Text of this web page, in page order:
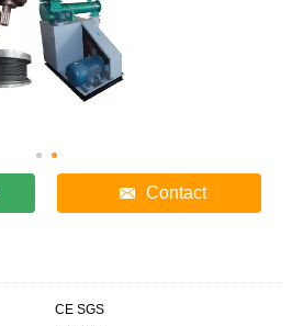
Contact
CE SGS